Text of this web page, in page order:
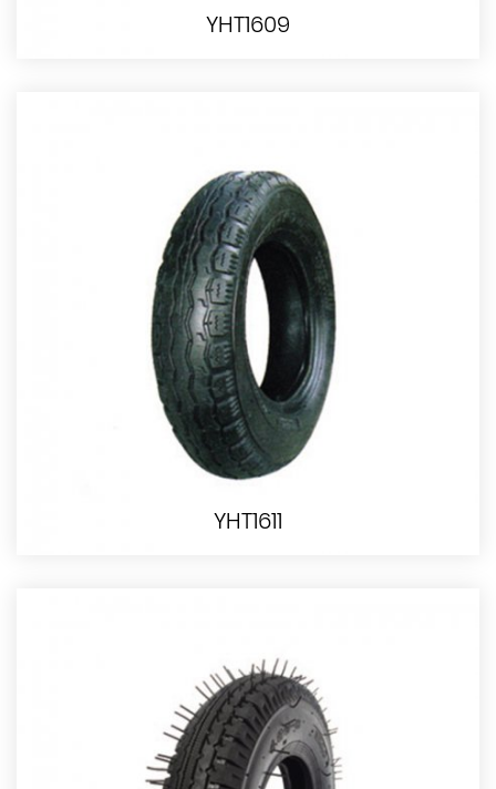
YHT1609
YHT1611